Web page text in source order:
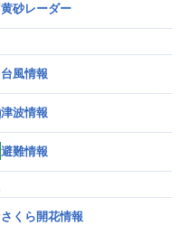
黄砂レーダー
台風情報
津波情報
避難情報
さくら開花情報